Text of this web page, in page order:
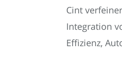
Cint
Integration
Effizienz,